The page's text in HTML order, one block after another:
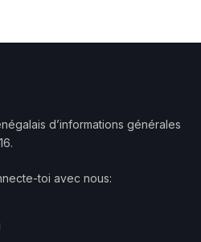
d’informations générales
toi avec nous: